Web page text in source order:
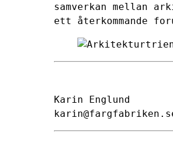
samverkan mellan
ett återkommande
Karin Englund